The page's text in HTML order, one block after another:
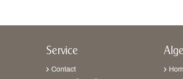
Service
Contact